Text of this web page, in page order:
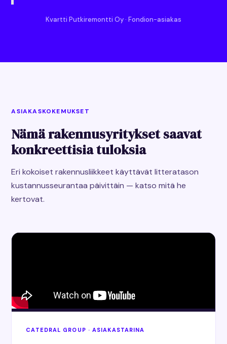
Kvartti Putkiremontti Oy · Fondion-asiakas
ASIAKASKOKEMUKSET
Nämä rakennusyritykset saavat
konkreettisia tuloksia
Eri kokoiset rakennusliikkeet käyttävät litteratason
kustannusseurantaa päivittäin — katso mitä he
kertovat.
CATEDRAL GROUP · ASIAKASTARINA